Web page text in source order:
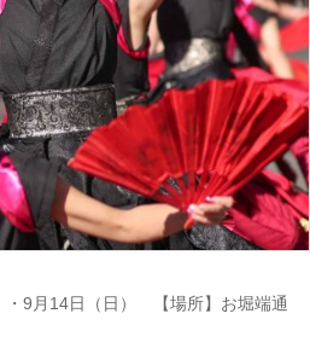
・9月14日（日） 【場所】お堀端通